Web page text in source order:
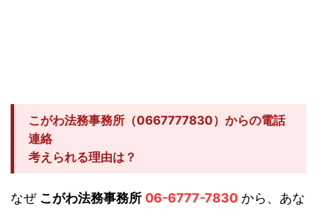
こがわ法務事務所（0667777830）からの電話
連絡
考えられる理由は？
なぜ こがわ法務事務所 06-6777-7830 から、あな